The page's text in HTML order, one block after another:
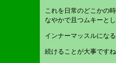
これを日常のどこかの
なやかで且つムキーと
インナーマッスルにな
続けることが大事です